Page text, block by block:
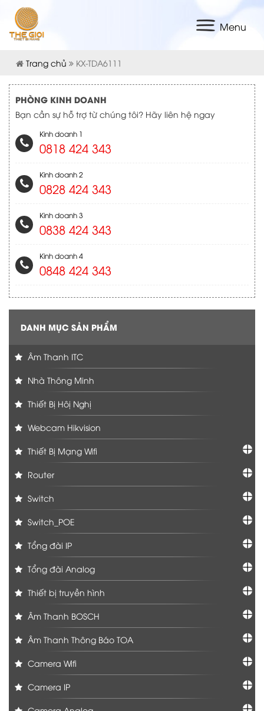
Menu
Trang chủ KX-TDA6111
PHÒNG KINH DOANH
Bạn cần sự hỗ trợ từ chúng tôi? Hãy liên hệ ngay
Kinh doanh 1
0818 424 343
Kinh doanh 2
0828 424 343
Kinh doanh 3
0838 424 343
Kinh doanh 4
0848 424 343
DANH MỤC SẢN PHẨM
Âm Thanh ITC
Nhà Thông Minh
Thiết Bị Hôị Nghị
Webcam Hikvision
Thiết Bị Mạng Wifi
Router
Switch
Switch_POE
Tổng đài IP
Tổng đài Analog
Thiết bị truyền hình
Âm Thanh BOSCH
Âm Thanh Thông Báo TOA
Camera Wifi
Camera IP